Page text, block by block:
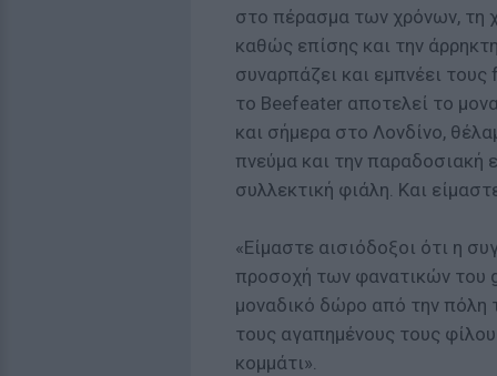
στο πέρασμα των χρόνων, τη
καθώς επίσης και την
συναρπάζει και εμπνέει
το Beefeater αποτελεί το
και σήμερα στο Λονδίνο,
πνεύμα και την παραδοσιακή
συλλεκτική φιάλη. Και
«Είμαστε αισιόδοξοι ότι η
προσοχή των φανατικών του
μοναδικό δώρο από την πόλη
τους αγαπημένους τους
κομμάτι».